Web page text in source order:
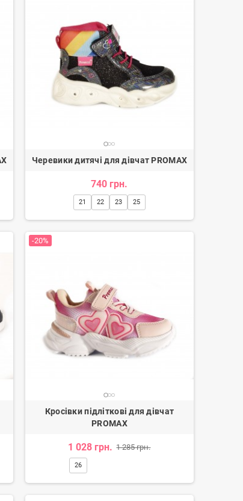
Черевики дитячі для дівчат PROMAX
740 грн.
21 22 23 25
-20%
Кросівки підліткові для дівчат
PROMAX
1 028 грн. 1 285 грн.
26